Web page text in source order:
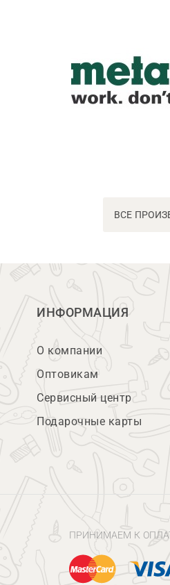
ВСЕ
ИНФОРМАЦИЯ
О компании
Оптовикам
Сервисный центр
Подарочные карты
ПРИНИМАЕМ К